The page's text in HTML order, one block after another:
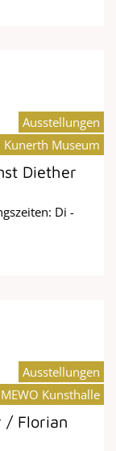
Diether
Di -
Ausstellungen
Kunerth Museum
/ Florian
Ausstellungen
MEWO Kunsthalle